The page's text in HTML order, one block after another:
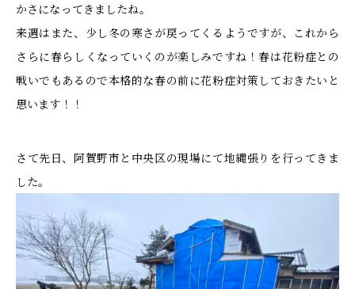
かさになってきましたね。
来週はまた、少し冬の寒さが戻ってくるようですが、これから
さらに春らしくなっていくのが楽しみですね！春は花粉症との
戦いでもあるので本格的な春の前に花粉症対策しておきたいと
思います！！
さて先日、阿賀野市と中央区の現場にて地縄張りを行ってきま
した。